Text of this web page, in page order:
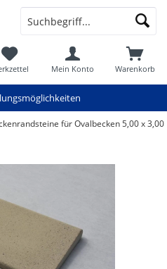
Warenkorb
Mein Konto
für Ovalbecken 5,00 x